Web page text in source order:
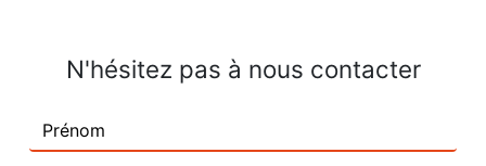
N'hésitez pas à nous contacter